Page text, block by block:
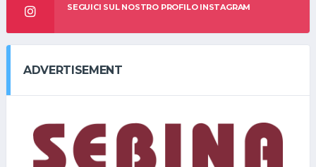
SEGUICI SUL NOSTRO PROFILO INSTAGRAM
ADVERTISEMENT